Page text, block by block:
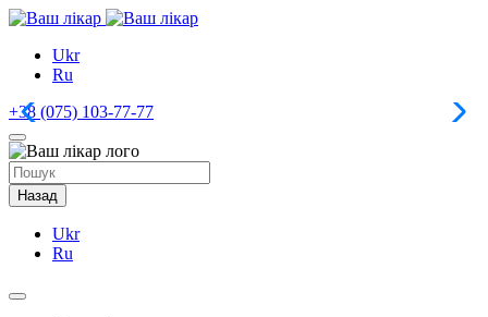
Ukr
Ru
+38 (075) 103-77-77
Назад
Ukr
Ru